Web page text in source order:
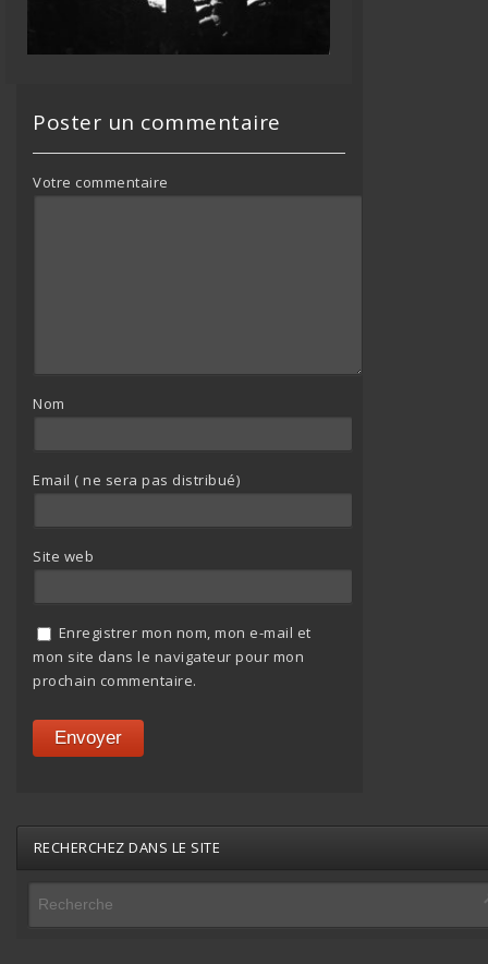
Poster un commentaire
Votre commentaire
Nom
Email ( ne sera pas distribué)
Site web
Enregistrer mon nom, mon e-mail et
mon site dans le navigateur pour mon
prochain commentaire.
RECHERCHEZ DANS LE SITE